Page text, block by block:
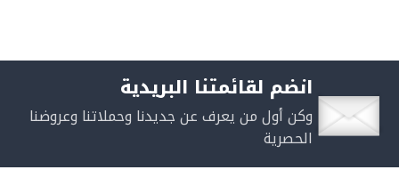
انضم لقائمتنا البريدية
وكن أول من يعرف عن جديدنا وحملاتنا وعروضنا
الحصرية